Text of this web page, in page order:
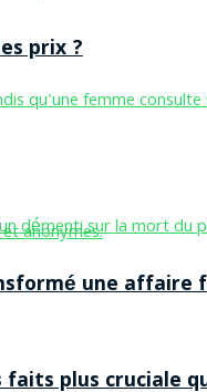
plus cruciale
prix ?
une